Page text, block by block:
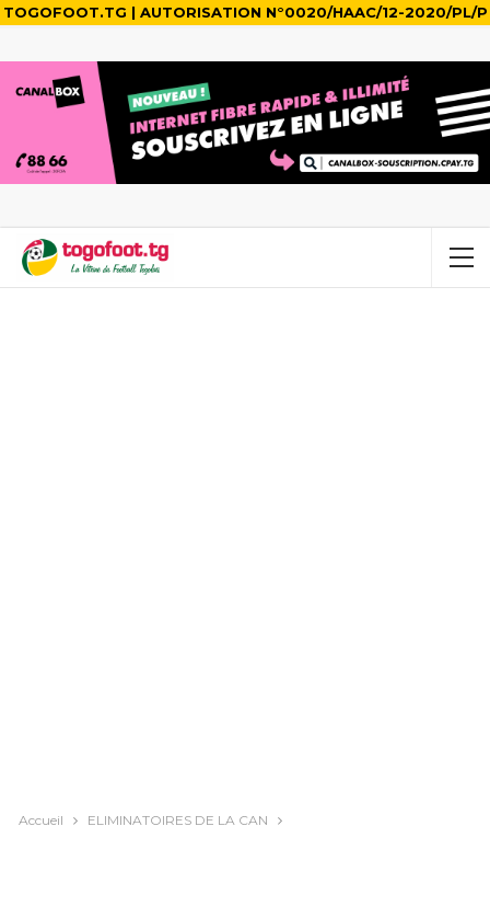
TOGOFOOT.TG | AUTORISATION N°0020/HAAC/12-2020/PL/P
Accueil ELIMINATOIRES DE LA CAN